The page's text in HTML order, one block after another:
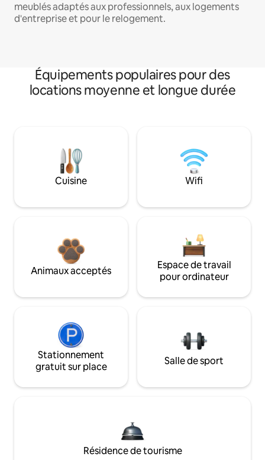
meublés adaptés aux professionnels, aux logements
d'entreprise et pour le relogement.
Équipements populaires pour des
locations moyenne et longue durée
Cuisine Wifi
Animaux acceptés
Espace de travail
pour ordinateur
Stationnement
gratuit sur place
Salle de sport
Résidence de tourisme